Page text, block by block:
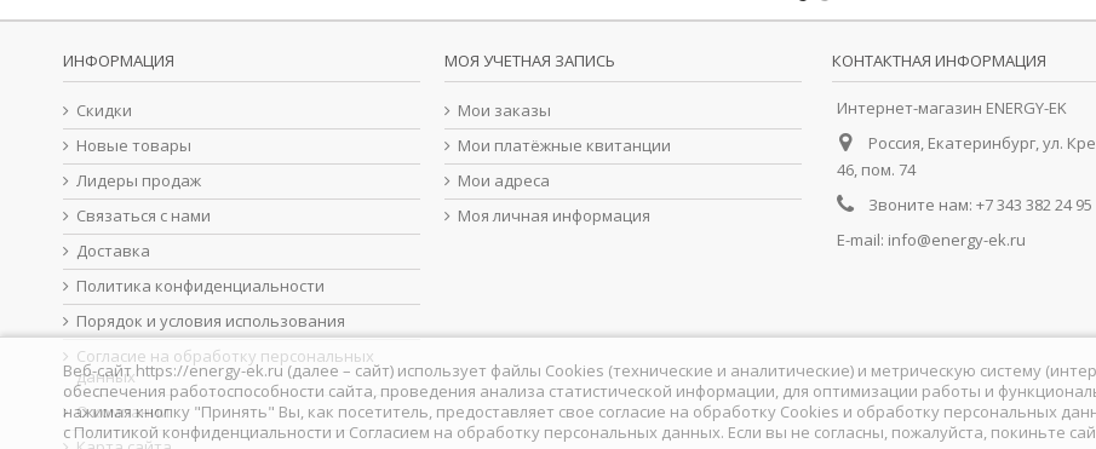
ИНФОРМАЦИЯ
Скидки
Новые товары
Лидеры продаж
Связаться с нами
Доставка
Политика конфиденциальности
Порядок и условия использования
Согласие на обработку персональных
данных
О компании
МОЯ УЧЕТНАЯ ЗАПИСЬ
Мои заказы
Мои платёжные квитанции
Мои адреса
Моя личная информация
КОНТАКТНАЯ ИНФОРМАЦИЯ
Интернет-магазин ENERGY-EK
Россия, Екатеринбург, ул.
46, пом. 74
Звоните нам: +7 343 382 24 95
E-mail: info@energy-ek.ru
Веб-сайт https://energy-ek.ru (далее – сайт) использует файлы Cookies (технические и аналитические) и метрическую систему
обеспечения работоспособности сайта, проведения анализа статистической информации, для оптимизации работы и
нажимая кнопку "Принять" Вы, как посетитель, предоставляет свое согласие на обработку Сookies и обработку персональных
сПолитикой конфиденциальности и Согласием на обработку персональных данных. Если вы не согласны, пожалуйста, покиньте